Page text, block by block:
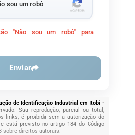
sou um robô
"Não sou um robô" para
Enviar
de Identificação Industrial em Itobi -
Sua reprodução, parcial ou total,
links, é proibida sem a autorização do
está previsto no artigo 184 do Código
sobre direitos autorais.